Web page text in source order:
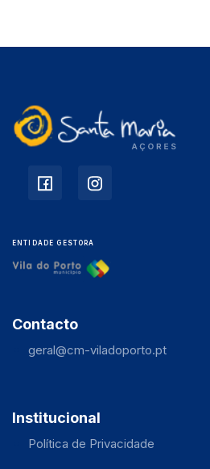
ENTIDADE GESTORA
Contacto
geral@cm-viladoporto.pt
Institucional
Política de Privacidade